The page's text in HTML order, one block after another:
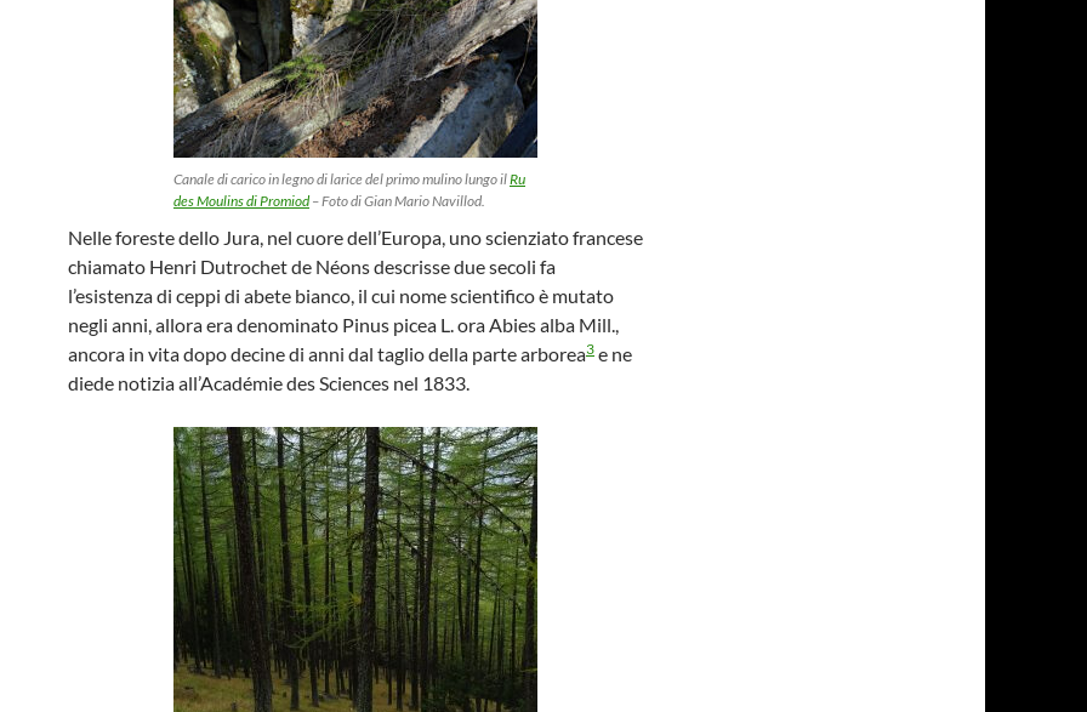
Canale di carico in legno di larice del primo mulino lungo ilRu
des Moulins di Promiod– Foto di Gian Mario Navillod.
Nelle foreste dello Jura, nel cuore dell’Europa, uno scienziato francese
chiamato Henri Dutrochet de Néons descrisse due secoli fa
l’esistenza di ceppi di abete bianco, il cui nome scientifico è mutato
negli anni, allora era denominato Pinus picea L. ora Abies alba Mill.,
ancora in vita dopo decine di anni dal taglio della parte arborea3 e ne
diede notizia all’Académie des Sciences nel 1833.